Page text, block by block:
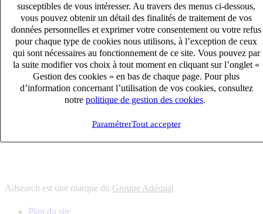
susceptibles de vous intéresser. Au travers des menus ci-dessous,
vous pouvez obtenir un détail des finalités de traitement de vos
données personnelles et exprimer votre consentement ou votre refus
pour chaque type de cookies nous utilisons, à l’exception de ceux
qui sont nécessaires au fonctionnement de ce site. Vous pouvez par
la suite modifier vos choix à tout moment en cliquant sur l’onglet «
Gestion des cookies » en bas de chaque page. Pour plus
d’information concernant l’utilisation de vos cookies, consultez
notre politique de gestion des cookies
ParamétrerTout accepter
connaître votre secteur et ses enjeux
12 bureaux en France
proximité avec nos clients et nos talents
6 solutions
s'adapter à vos besoin en recrutement
10 univers
connaître votre secteur et ses enjeux
proximité avec nos clients et nos talents
Adsearch est une marque du Groupe Adéquat
Plan du site